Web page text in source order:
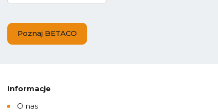
Poznaj BETACO
Informacje
O nas